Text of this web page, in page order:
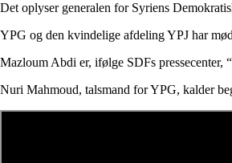
Det oplyser generalen for Syriens
YPG og den kvindelige afdeling YPJ har
Mazloum Abdi er, ifølge SDFs pressecenter,
Nuri Mahmoud, talsmand for YPG, kalder